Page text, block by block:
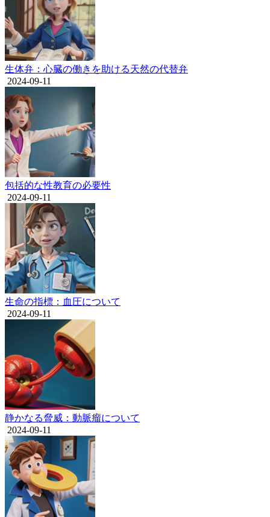
生体弁：心臓の働きを助ける天然の代替弁
2024-09-11
包括的な性教育の必要性
2024-09-11
生命の指標：血圧について
2024-09-11
静かなる脅威：動脈瘤について
2024-09-11